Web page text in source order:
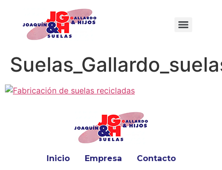
Inicio Empresa Contacto